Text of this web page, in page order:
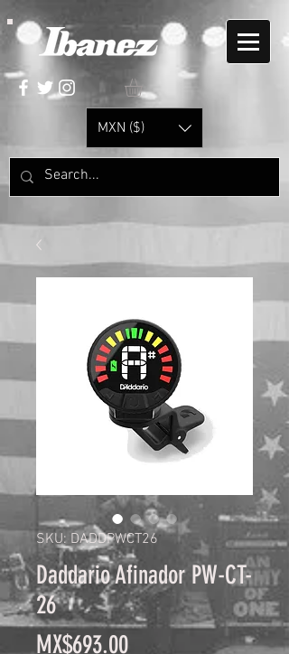
MXN ($)
SKU: DADDPWCT26
Daddario Afinador PW-CT-
26
MX$693.00Price